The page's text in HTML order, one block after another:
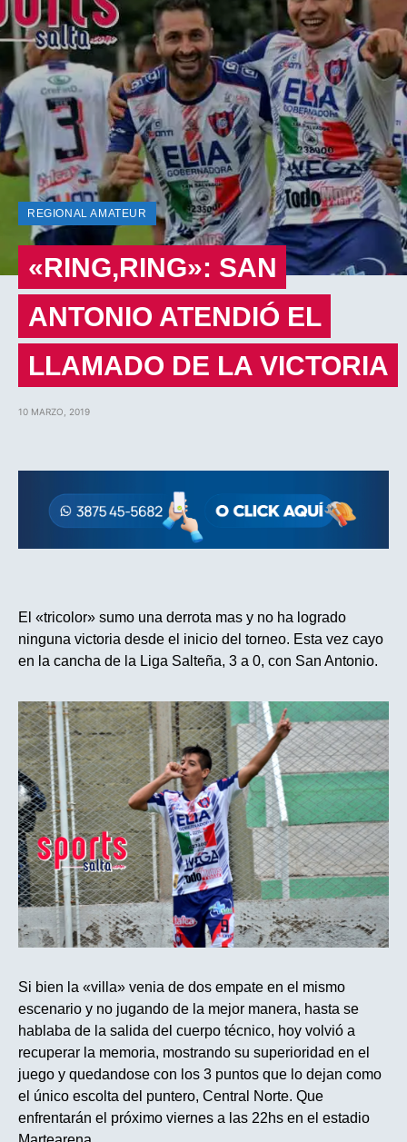
REGIONAL AMATEUR
«RING,RING»: SAN
ANTONIO ATENDIÓ EL
LLAMADO DE LA VICTORIA
10 MARZO, 2019
El «tricolor» sumo una derrota mas y no ha logrado
ninguna victoria desde el inicio del torneo. Esta vez cayo
en la cancha de la Liga Salteña, 3 a 0, con San Antonio.
Si bien la «villa» venia de dos empate en el mismo
escenario y no jugando de la mejor manera, hasta se
hablaba de la salida del cuerpo técnico, hoy volvió a
recuperar la memoria, mostrando su superioridad en el
juego y quedandose con los 3 puntos que lo dejan como
el único escolta del puntero, Central Norte. Que
enfrentarán el próximo viernes a las 22hs en el estadio